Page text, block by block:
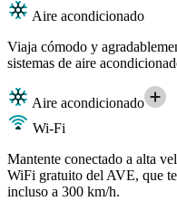
Aire acondicionado
Viaja cómodo y
sistemas de aire
Aire acondicionado
Wi-Fi
Mantente conectado a alta
WiFi gratuito del AVE, que
incluso a 300 km/h.